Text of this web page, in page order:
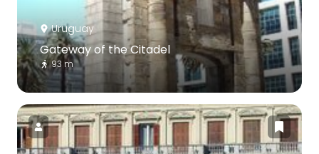
Uruguay
Gateway of the Citadel
93 m